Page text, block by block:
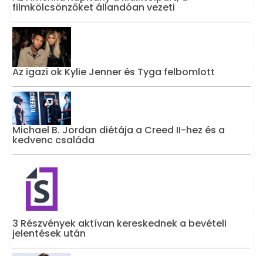
filmkölcsönzőket állandóan vezeti
Az igazi ok Kylie Jenner és Tyga felbomlott
Michael B. Jordan diétája a Creed II-hez és a
kedvenc családa
3 Részvények aktívan kereskednek a bevételi
jelentések után